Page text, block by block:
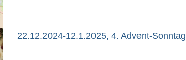
22.12.2024-12.1.2025, 4. Advent-Sonntag